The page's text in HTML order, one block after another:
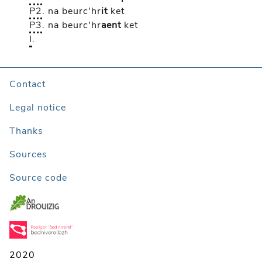
P2. na beurc'hrit ket
P3. na beurc'hraent ket
I.
Contact
Legal notice
Thanks
Sources
Source code
2020